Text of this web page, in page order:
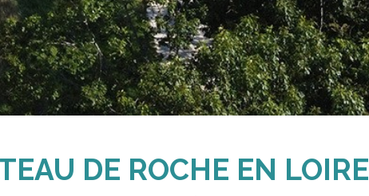
DE ROCHE EN LOIRE